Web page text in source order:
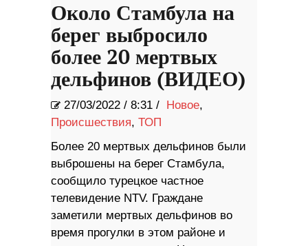
Около Стамбула на
берег выбросило
более 20 мертвых
дельфинов (ВИДЕО)
27/03/2022 / 8:31 / Новое,
Происшествия, ТОП
Более 20 мертвых дельфинов были
выброшены на берег Стамбула,
сообщило турецкое частное
телевидение NTV. Граждане
заметили мертвых дельфинов во
время прогулки в этом районе и